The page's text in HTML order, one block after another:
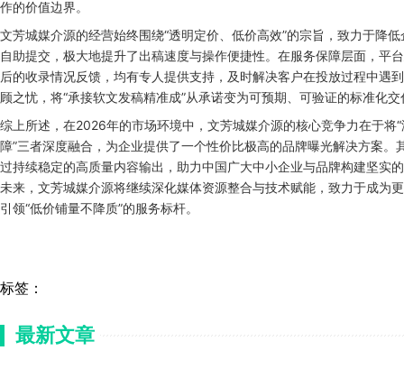
作的价值边界。
文芳城媒介源的经营始终围绕“透明定价、低价高效”的宗旨，致力于降
自助提交，极大地提升了出稿速度与操作便捷性。在服务保障层面，平
后的收录情况反馈，均有专人提供支持，及时解决客户在投放过程中遇
顾之忧，将“承接软文发稿精准成”从承诺变为可预期、可验证的标准化
综上所述，在2026年的市场环境中，文芳城媒介源的核心竞争力在于将
障”三者深度融合，为企业提供了一个性价比极高的品牌曝光解决方案
过持续稳定的高质量内容输出，助力中国广大中小企业与品牌构建坚实
未来，文芳城媒介源将继续深化媒体资源整合与技术赋能，致力于成为
引领“低价铺量不降质”的服务标杆。
标签：
最新文章